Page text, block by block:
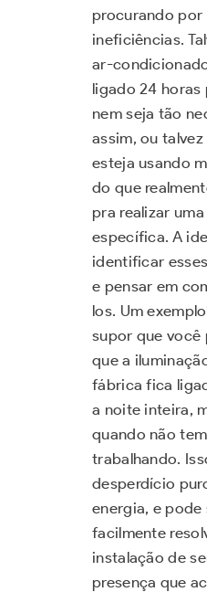
procurando por
ineficiências.
ar-
ligado 24 horas
nem seja tão
assim, ou talvez
esteja usando
do que
pra realizar
específica. A
identificar
e pensar em
los. Um
supor que você
que a
fábrica fica
a noite inteira,
quando não
trabalhando.
desperdício
energia, e pode
facilmente
instalação de
presença que